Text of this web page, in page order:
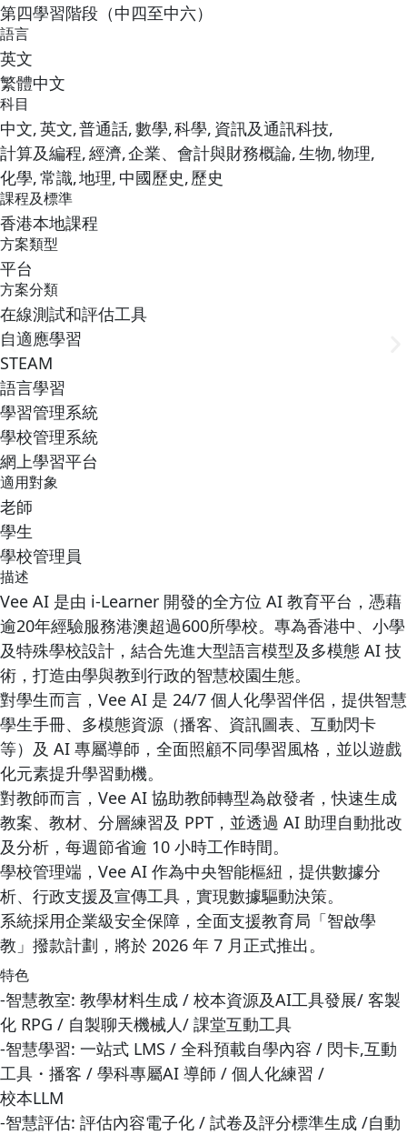
第四學習階段（中四至中六）
語言
英文
繁體中文
科目
中文,英文,普通話,數學,科學, 資訊及通訊科技,
計算及編程,經濟,企業、會計與財務概論,生物,物理,
化學,常識,地理, 中國歷史,歷史
課程及標準
香港本地課程
方案類型
平台
方案分類
在線測試和評估工具
自適應學習
STEAM
語言學習
學習管理系統
學校管理系統
網上學習平台
適用對象
老師
學生
學校管理員
描述
Vee AI 是由 i-Learner 開發的全方位 AI 教育平台，憑藉
逾20年經驗服務港澳超過600所學校。專為香港中、小學
及特殊學校設計，結合先進大型語言模型及多模態 AI 技
術，打造由學與教到行政的智慧校園生態。
對學生而言，Vee AI 是 24/7 個人化學習伴侶，提供智慧
學生手冊、多模態資源（播客、資訊圖表、互動閃卡
等）及 AI 專屬導師，全面照顧不同學習風格，並以遊戲
化元素提升學習動機。
對教師而言，Vee AI 協助教師轉型為啟發者，快速生成
教案、教材、分層練習及 PPT，並透過 AI 助理自動批改
及分析，每週節省逾 10 小時工作時間。
學校管理端，Vee AI 作為中央智能樞紐，提供數據分
析、行政支援及宣傳工具，實現數據驅動決策。
系統採用企業級安全保障，全面支援教育局「智啟學
教」撥款計劃，將於 2026 年 7 月正式推出。
特色
-智慧教室: 教學材料生成 / 校本資源及AI工具發展/ 客製
化 RPG / 自製聊天機械人/ 課堂互動工具
-智慧學習: 一站式 LMS / 全科預載自學內容 / 閃卡,互動
工具・播客 / 學科專屬AI 導師 / 個人化練習 /
校本LLM
-智慧評估: 評估內容電子化 / 試卷及評分標準生成 /自動